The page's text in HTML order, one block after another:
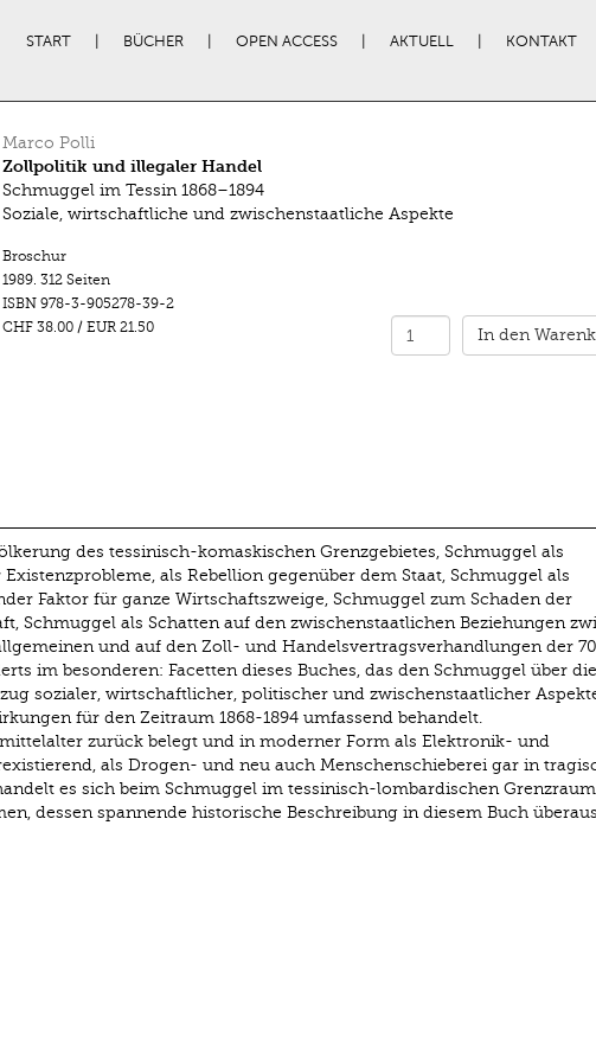
START BÜCHER OPEN ACCESS AKTUELL KONTAKT
Marco Polli
Zollpolitik und illegaler Handel
Schmuggel im Tessin 1868–1894
Soziale, wirtschaftliche und zwischenstaatliche Aspekte
Broschur
1989. 312 Seiten
ISBN 978-3-905278-39-2
CHF 38.00/ EUR 21.50 In den
des tessinisch-komaskischen Grenzgebietes, Schmuggel als
als Rebellion gegenüber dem Staat, Schmuggel als
Faktor für ganze Wirtschaftszweige, Schmuggel zum Schaden der
Schmuggel als Schatten auf den zwischenstaatlichen Beziehungen
und auf den Zoll- und Handelsvertragsverhandlungen der
im besonderen: Facetten dieses Buches, das den Schmuggel über die
sozialer, wirtschaftlicher, politischer und zwischenstaatlicher
für den Zeitraum 1868-1894 umfassend behandelt.
zurück belegt und in moderner Form als Elektronik- und
als Drogen- und neu auch Menschenschieberei gar in
es sich beim Schmuggel im tessinisch-lombardischen
dessen spannende historische Beschreibung in diesem Buch